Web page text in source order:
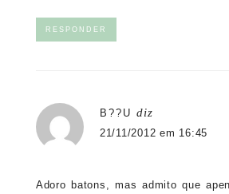
RESPONDER
B??U diz
21/11/2012 em 16:45
Adoro batons, mas admito que